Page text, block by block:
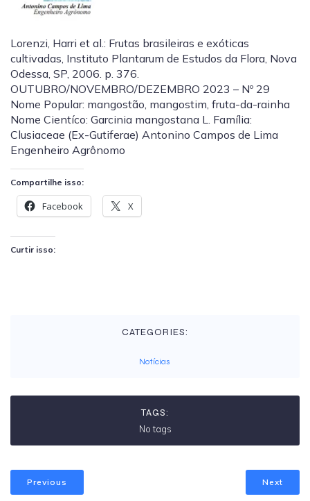
Lorenzi, Harri et al.: Frutas brasileiras e exóticas
cultivadas, Instituto Plantarum de Estudos da Flora, Nova
Odessa, SP, 2006. p. 376.
OUTUBRO/NOVEMBRO/DEZEMBRO 2023 – Nº 29
Nome Popular: mangostão, mangostim, fruta-da-rainha
Nome Cientíco: Garcinia mangostana L. Família:
Clusiaceae (Ex-Gutiferae) Antonino Campos de Lima
Engenheiro Agrônomo
Compartilhe isso:
Facebook X
Curtir isso:
CATEGORIES:
Notícias
TAGS:
No tags
Previous Next